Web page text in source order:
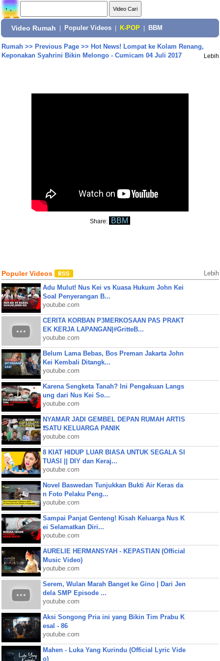
Video Rumah Populer Videos K-POP BBM
Rumah>> Previous Page>> Hot News! Lompat ke Kolam Renang,
Keponakan Syahrini Bikin Melongo - Cumicam 04 Juli 2017
Lebih
Share: BBM
Populer Videos Lebih
Adu Mulut! Nus Kei vs Kuasa Hukum John Kei
Soal Penyerangan B...
youtube.com
CERITA KORBAN P3MERKOSAAN PAS PRAKT
EK KERJA LAPANGAN|#GritteB...
youtube.com
Belum Lama Bebas, Bos Preman Jakarta John
Kei Kembali Ditangk...
youtube.com
Karena Sengketa Tanah? Ini Pengakuan Langs
ung dari Nus Kei So...
youtube.com
NYAMAR JADI GEMBEL DEPAN RUMAH ARTIS
❗SATU KELUARGA PANIK
youtube.com
8 KIAT HIDUP LUAR BIASA UNTUK SEGALA SI
TUASI || DIY dan Keraj...
youtube.com
Novel Baswedan Tunjukkan Bukti Air Keras da
n Foto Pelaku Peng...
youtube.com
Sampai Panjat Genteng! Kisah Keluarga Nus K
ei Selamatkan Diri...
youtube.com
AURELIE HERMANSYAH - KEPASTIAN (Official
Music Video)
youtube.com
Serem, Wulan Marah Banget ke Gino | Dari Jen
dela SMP Episode ...
youtube.com
Aksi Songong Pria ini yang Bikin Tim Prabu K
esal - 86
youtube.com
Mahen - Luka Yang Kurindu (Official Lyric Vide
o)